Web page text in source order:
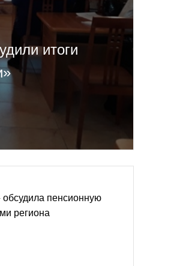
итоги
пенсионную
региона